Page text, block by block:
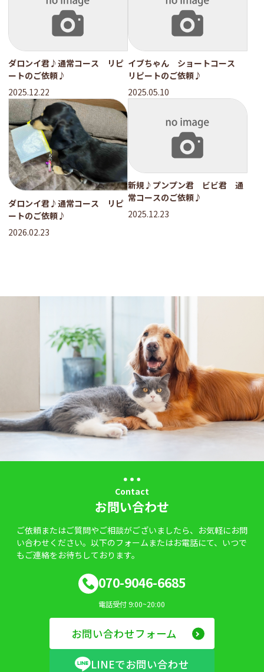
ダロンイ君♪通常コース リピ
ートのご依頼♪
2025.12.22
イブちゃん ショートコース
リピートのご依頼♪
2025.05.10
ダロンイ君♪通常コース リピ
ートのご依頼♪
2026.02.23
新規♪プンプン君 ビビ君 通
常コースのご依頼♪
2025.12.23
Contact
お問い合わせ
ご依頼またはご質問やご相談がございましたら、お気軽にお問
い合わせください。以下のフォームまたはお電話にて、いつで
もご連絡をお待ちしております。
070-9046-6685
電話受付 9:00~20:00
お問い合わせフォーム
LINEでお問い合わせ